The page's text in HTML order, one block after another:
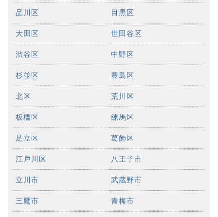
品川区 目黒区
大田区 世田谷区
渋谷区 中野区
杉並区 豊島区
北区 荒川区
板橋区 練馬区
足立区 葛飾区
江戸川区 八王子市
立川市 武蔵野市
三鷹市 青梅市